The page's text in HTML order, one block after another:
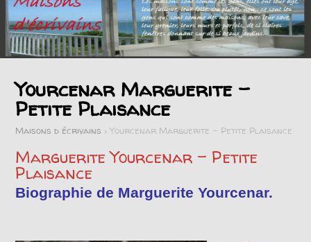
Yourcenar Marguerite –
Petite Plaisance
Maisons d écrivains >Yourcenar Marguerite - Petite Plaisance
Marguerite Yourcenar – Petite
Plaisance
Biographie de Marguerite Yourcenar.